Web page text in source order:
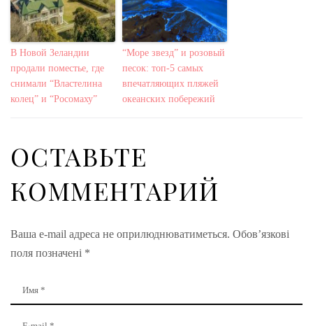
В Новой Зеландии
продали поместье, где
снимали “Властелина
колец” и “Росомаху”
“Море звезд” и розовый
песок: топ-5 самых
впечатляющих пляжей
океанских побережий
ОСТАВЬТЕ
КОММЕНТАРИЙ
Ваша e-mail адреса не оприлюднюватиметься. Обов’язкові
поля позначені *